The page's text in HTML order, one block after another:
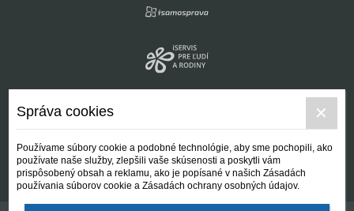
Správa cookies
Používame súbory cookie a podobné technológie, aby sme pochopili, ako
používate naše služby, zlepšili vaše skúsenosti a poskytli vám
prispôsobený obsah a reklamu, ako je popísané v našich Zásadách
používania súborov cookie a Zásadách ochrany osobných údajov.